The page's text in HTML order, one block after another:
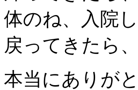
体のね、入院
戻ってきたら
本当にありが